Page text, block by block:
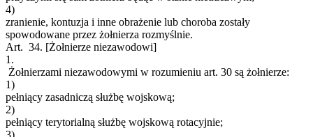
4)
zranienie, kontuzja i inne obrażenie lub choroba zostały
spowodowane przez żołnierza rozmyślnie.
Art. 34. [Żołnierze niezawodowi]
1.
Żołnierzami niezawodowymi w rozumieniu art. 30 są żołnierze:
1)
pełniący zasadniczą służbę wojskową;
2)
pełniący terytorialną służbę wojskową rotacyjnie;